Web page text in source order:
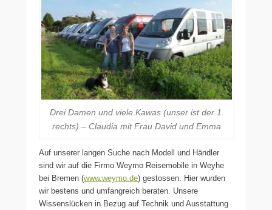
Drei Damen und viele Kawas (unser ist der 1.
rechts) – Claudia mit Frau David und Emma
Auf unserer langen Suche nach Modell und Händler
sind wir auf die Firmo Weymo Reisemobile in Weyhe
bei Bremen (www.weymo.de) gestossen. Hier wurden
wir bestens und umfangreich beraten. Unsere
Wissenslücken in Bezug auf Technik und Ausstattung